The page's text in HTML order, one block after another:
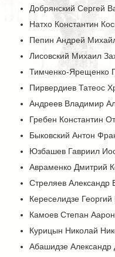
Добрянский Сергей
Натхо Константин
Пепин Андрей
Лисовский Михаил
Тимченко-Ярещенко
Пирвердиев Татеос
Андреев Владимир
Гребен Константин
Быковский Антон
Юзбашев Гавриил
Авраменко Дмитрий
Стреляев Александр
Кереселидзе
Камоев Степан
Курицын Николай
Абашидзе Александр